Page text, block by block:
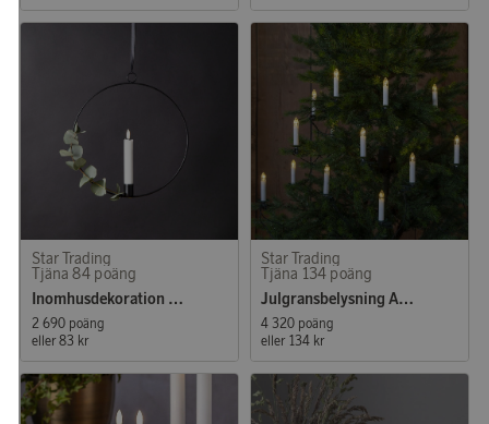
Star Trading
Tjäna 84 poäng
Inomhusdekoration Ring Flamme
2 690 poäng
eller 83 kr
Star Trading
Tjäna 134 poäng
Julgransbelysning Anders
4 320 poäng
eller 134 kr